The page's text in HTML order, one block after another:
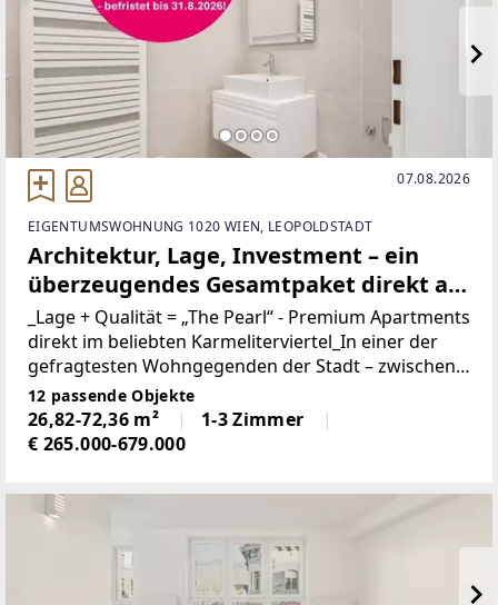
07.08.2026
EIGENTUMSWOHNUNG 1020 WIEN, LEOPOLDSTADT
Architektur, Lage, Investment – ein
überzeugendes Gesamtpaket direkt am
Karmelitermarkt
_Lage + Qualität = „The Pearl“ - Premium Apartments
direkt im beliebten Karmeliterviertel_In einer der
gefragtesten Wohngegenden der Stadt – zwischen
Augarten und Donaukanal gelegen – erwartet Sie
ein Neubauprojekt, das zeitgemäßen Wohnkomfort,
12 passende Objekte
26,82-72,36 m²
1-3 Zimmer
€ 265.000-679.000